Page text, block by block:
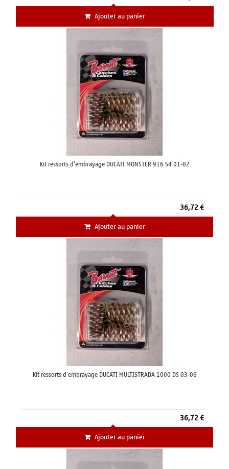
Ajouter au panier
Kit ressorts d'embrayage DUCATI MONSTER 916 S4 01-02
36,72 €
Ajouter au panier
Kit ressorts d'embrayage DUCATI MULTISTRADA 1000 DS 03-06
36,72 €
Ajouter au panier